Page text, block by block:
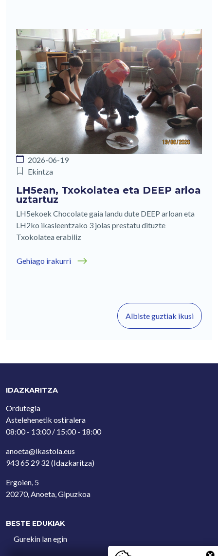
2026-06-19
Ekintza
LH5ean, Txokolatea eta DEEP arloa
uztartuz
LH5ekoek Chocolate gaia landu dute DEEP arloan eta
LH2ko ikasleentzako 3 jolas prestatu dituzte
Txokolatea erabiliz
Gehiago irakurri
Albiste guztiak ikusi
IDAZKARITZA
Ordutegia
Astelehenetik ostiralera
08:00 - 13:00 / 15:00 - 18:00
anoeta@ikastola.eus
943 65 29 32 (Idazkaritza)
Ergoien, 5
20270, Anoeta, Gipuzkoa
BESTE EDUKIAK
Gurekin lan egin